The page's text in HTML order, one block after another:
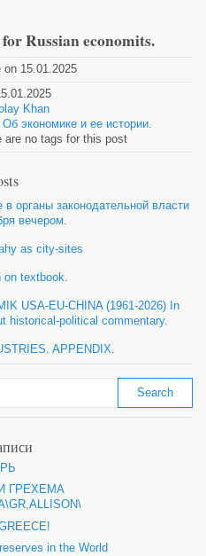
Russian economits.
on 15.01.2025
Khan
Об экономике и ее истории.
are no tags for this post
органы законодательной власти
вечером.
as city-sites
on textbook.
USA-EU-CHINA (1961-2026) In
historical-political commentary.
APPENDIX.
ГРЕХЕМА
in the World